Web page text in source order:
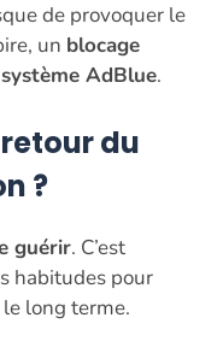
de provoquer le
un blocage
AdBlue.
du
?
guérir. C’est
habitudes pour
long terme.